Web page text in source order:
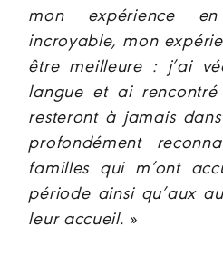
mon expérience
incroyable, mon
être meilleure : j’ai
langue et ai rencontré
resteront à jamais
profondément
familles qui m’ont
période ainsi qu’aux
leur accueil. »